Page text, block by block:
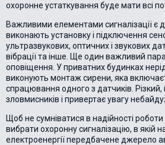
охоронне устаткування буде мати всі
Важливими елементами сигналізації є
виконають установку і підключення
ультразвукових, оптичних і звукових
вібрації та інше. Ще один важливий
оповіщення. У приватних будинках
виконують монтаж сирени, яка
спрацювання одного з датчиків. Різкий,
зловмисників і привертає увагу
Щоб не сумніватися в надійності
вибрати охоронну сигналізацію, в якій
електроенергії передбачене джерело